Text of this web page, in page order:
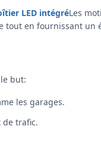
LED intégréLes
tout en fournissant un
but:
les garages.
trafic.